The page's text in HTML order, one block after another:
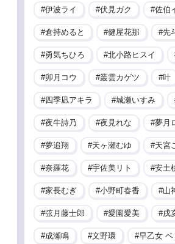
伊波ライ 伏見ガク 佐伯
倉持めると 健屋花那 先
勇気ちひろ 北小路ヒスイ
卯月コウ 叢雲カゲツ 叶
四季凪アキラ 城瀬いすみ
夜牛詩乃 夜見れな 夢月
夢追翔 天ヶ瀬むゆ 天宮
奈羅花 宇佐美リト 安土
家長むぎ 小野町春香 山
弦月藤士郎 愛園愛美 戌
成瀬鳴 文野環 早乙女 ベ